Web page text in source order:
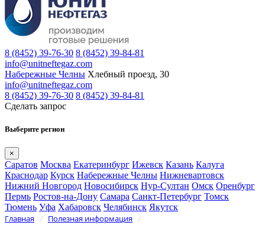
8 (8452) 39-76-30 8 (8452) 39-84-81
info@unitneftegaz.com
Набережные Челны Хлебный проезд, 30
info@unitneftegaz.com
8 (8452) 39-76-30 8 (8452) 39-84-81
Сделать запрос
Выберите регион
×
Саратов Москва Екатеринбург Ижевск Казань Калуга
Краснодар Курск Набережные Челны Нижневартовск
Нижний Новгород Новосибирск Нур-Султан Омск Оренбург
Пермь Ростов-на-Дону Самара Санкт-Петербург Томск
Тюмень Уфа Хабаровск Челябинск Якутск
Главная / Полезная информация /